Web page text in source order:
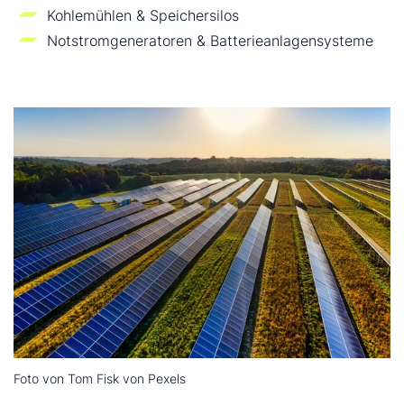
Kohlemühlen & Speichersilos
Notstromgeneratoren & Batterieanlagensysteme
Foto von Tom Fisk von Pexels